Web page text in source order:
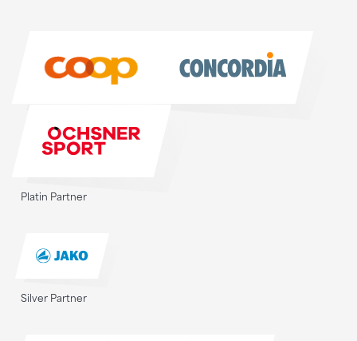
Platin Partner
Silver Partner